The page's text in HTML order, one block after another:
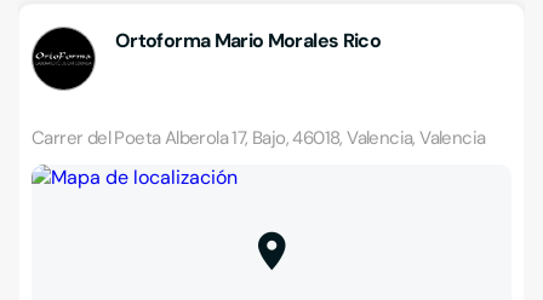
Ortoforma Mario Morales Rico
Carrer del Poeta Alberola 17, Bajo, 46018, Valencia, Valencia